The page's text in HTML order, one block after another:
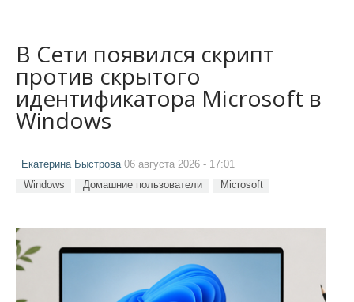
В Сети появился скрипт
против скрытого
идентификатора Microsoft в
Windows
Екатерина Быстрова06 августа 2026 - 17:01
Windows Домашние пользователи Microsoft